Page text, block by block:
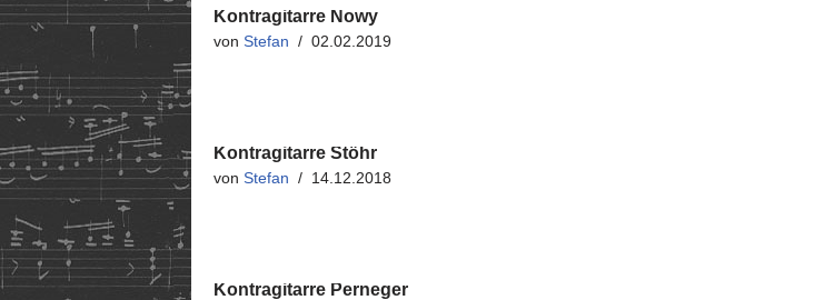
Kontragitarre Nowy
von Stefan 02.02.2019
Kontragitarre Stöhr
von Stefan 14.12.2018
Kontragitarre Perneger